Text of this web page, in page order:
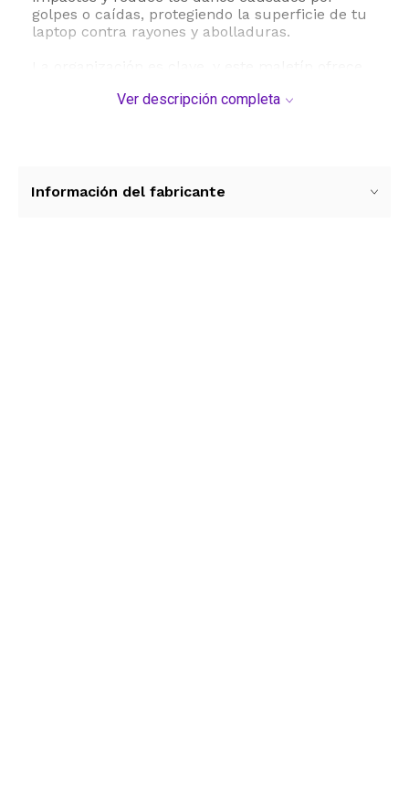
golpes o caídas, protegiendo la superficie de tu
laptop contra rayones y abolladuras.
Cuenta con secciones separadas para llevar
bolígrafos. Todo lo que necesitas tiene su lugar
Ver descripción completa
Información del fabricante